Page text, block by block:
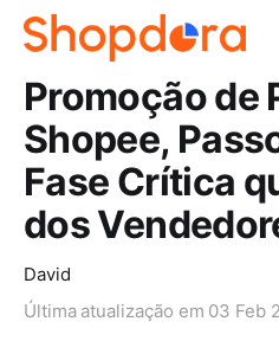
Promoção de
Shopee,
Fase Crítica
dos
David
Última atualização em 03 Feb